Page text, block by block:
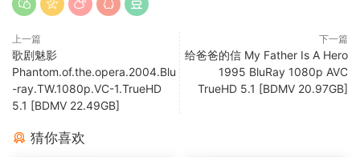
上一篇
歌剧魅影
Phantom.of.the.opera.2004.Blu
-ray.TW.1080p.VC-1.TrueHD
5.1 [BDMV 22.49GB]
下一篇
给爸爸的信 My Father Is A Hero
1995 BluRay 1080p AVC
TrueHD 5.1 [BDMV 20.97GB]
猜你喜欢